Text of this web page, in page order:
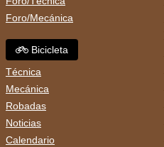
Foro/Mecánica
Bicicleta
Técnica
Mecánica
Robadas
Noticias
Calendario